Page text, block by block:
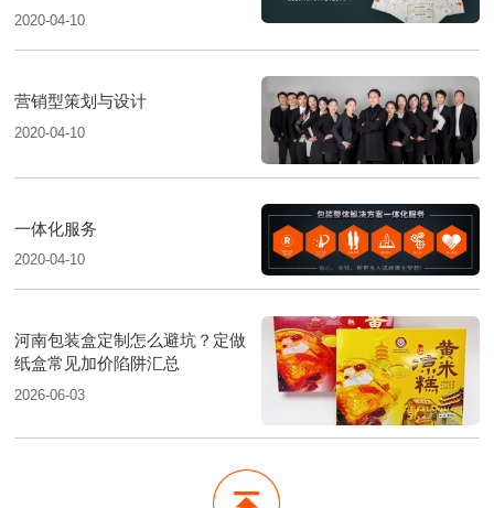
2020-04-10
营销型策划与设计
2020-04-10
一体化服务
2020-04-10
河南包装盒定制怎么避坑？定做
纸盒常见加价陷阱汇总
2026-06-03